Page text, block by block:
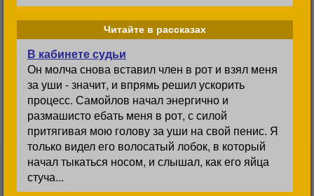
Читайте в рассказах
В кабинете судьи
Он молча снова вставил член в рот и взял меня
за уши - значит, и впрямь решил ускорить
процесс. Самойлов начал энергично и
размашисто ебать меня в рот, с силой
притягивая мою голову за уши на свой пенис. Я
только видел его волосатый лобок, в который
начал тыкаться носом, и слышал, как его яйца
стуча...